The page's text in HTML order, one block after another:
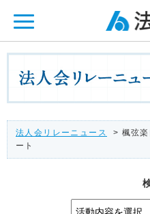
法人会リレーニュース
> 楓弦楽
ート